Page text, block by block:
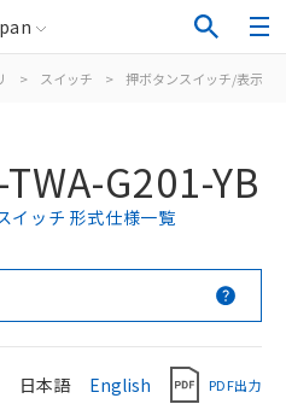
> スイッチ > 押ボタンスイッチ/表示灯
G201-YB
イッチ 形式仕様一覧
日本語 English PDF出力